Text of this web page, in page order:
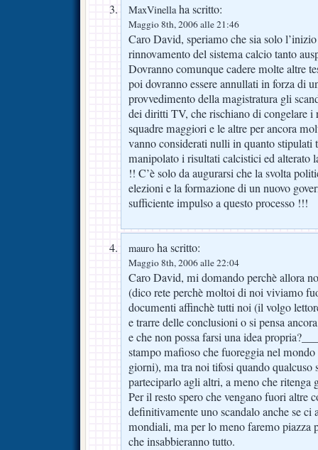
MaxVinellaha scritto:
Maggio 8th, 2006 alle 21:46
Caro David, speriamo che sia solo
rinnovamento del sistema calcio tanto
Dovranno comunque cadere molte altre
poi dovranno essere annullati in forza di
provvedimento della magistratura gli
dei diritti TV, che rischiano di congelare i
squadre maggiori e le altre per ancora
vanno considerati nulli in quanto stipulati
manipolato i risultati calcistici ed alterato
!! C’è solo da augurarsi che la svolta
elezioni e la formazione di un nuovo
sufficiente impulso a questo processo !!!
mauro ha scritto:
Maggio 8th, 2006 alle 22:04
Caro David, mi domando perchè allora
(dico rete perchè moltoi di noi viviamo
documenti affinchè tutti noi (il volgo
e trarre delle conclusioni o si pensa
e che non possa farsi una idea
stampo mafioso che fuoreggia nel
giorni), ma tra noi tifosi quando qualcuso
parteciparlo agli altri, a meno che
Per il resto spero che vengano fuori altre
definitivamente uno scandalo anche se ci
mondiali, ma per lo meno faremo piazza
che insabbieranno tutto.